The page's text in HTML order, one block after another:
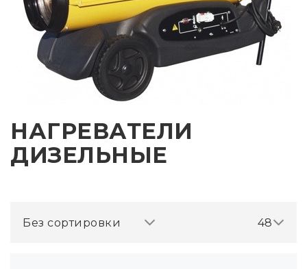
НАГРЕВАТЕЛИ
ДИЗЕЛЬНЫЕ
48
Без сортировки